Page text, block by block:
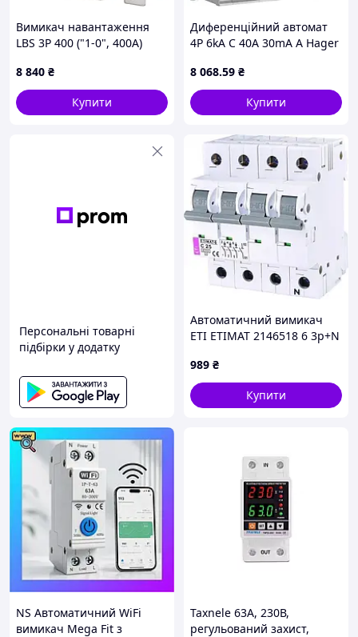
Вимикач навантаження
LBS 3P 400 ("1-0", 400А)
8 840 ₴
Купити
Диференційний автомат
4P 6kA C 40A 30mA A Hager
8 068.59 ₴
Купити
Персональні товарні
підбірки у додатку
Автоматичний вимикач
ETI ETIMAT 2146518 6 3p+N
989 ₴
Купити
NS Автоматичний WiFi
вимикач Mega Fit з
Taxnele 63А, 230В,
регульований захист,